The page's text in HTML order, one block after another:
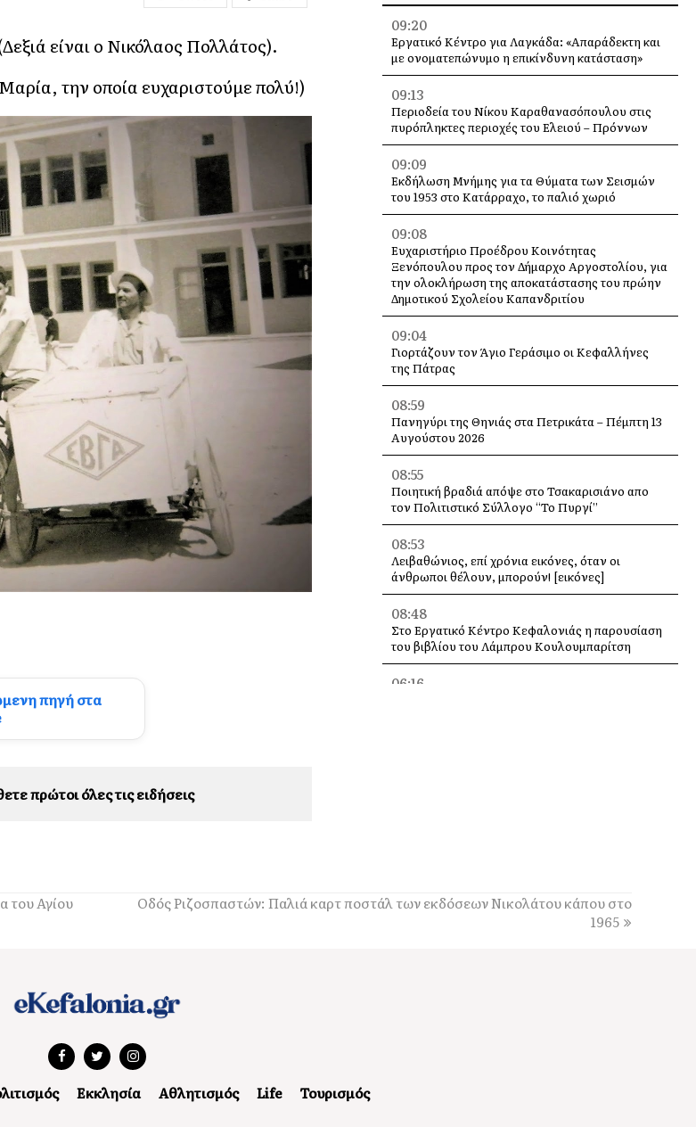
είναι ο Νικόλαος Πολλάτος).
την οποία ευχαριστούμε πολύ!)
πηγή στα
πρώτοι όλες τις ειδήσεις
09:20
Εργατικό Κέντρο για Λαγκάδα: «Απαράδεκτη και
με ονοματεπώνυμο η επικίνδυνη κατάσταση»
09:13
Περιοδεία του Νίκου Καραθανασόπουλου στις
πυρόπληκτες περιοχές του Ελειού – Πρόννων
09:09
Εκδήλωση Μνήμης για τα Θύματα των Σεισμών
του 1953 στο Κατάρραχο, το παλιό χωριό
09:08
Ευχαριστήριο Προέδρου Κοινότητας
Ξενόπουλου προς τον Δήμαρχο Αργοστολίου, για
την ολοκλήρωση της αποκατάστασης του πρώην
Δημοτικού Σχολείου Καπανδριτίου
09:04
Γιορτάζουν τον Άγιο Γεράσιμο οι Κεφαλλήνες
της Πάτρας
08:59
Πανηγύρι της Θηνιάς στα Πετρικάτα – Πέμπτη 13
Αυγούστου 2026
08:55
Ποιητική βραδιά απόψε στο Τσακαρισιάνο απο
τον Πολιτιστικό Σύλλογο “Το Πυργί”
08:53
Λειβαθώνιος, επί χρόνια εικόνες, όταν οι
άνθρωποι θέλουν, μπορούν! [εικόνες]
08:48
Στο Εργατικό Κέντρο Κεφαλονιάς η παρουσίαση
του βιβλίου του Λάμπρου Κουλουμπαρίτση
06:16
18:31
Κουρής: «Ένα μεγάλο ευχαριστώ σε όλους όσοι
του Αγίου
Οδός Ριζοσπαστών: Παλιά καρτ ποστάλ των εκδόσεων Νικολάτου κάπου στο
1965
Εκκλησία Αθλητισμός Life Τουρισμός